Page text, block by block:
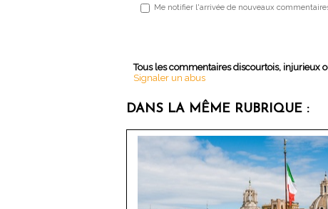
Me notifier l'arrivée de nouveaux
Tous les commentaires discourtois, injurieux
Signaler un abus
DANS LA MÊME RUBRIQUE :